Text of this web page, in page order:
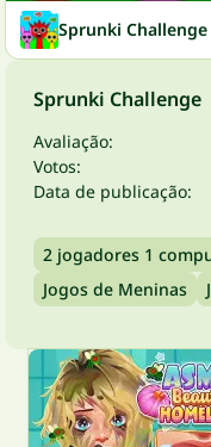
Sprunki Challenge
Sprunki Challenge
Avaliação:
Votos:
Data de publicação:
2 jogadores 1
Jogos de Meninas